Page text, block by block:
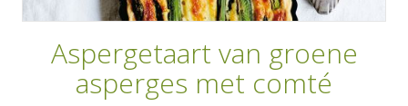
Aspergetaart van groene
asperges met comté